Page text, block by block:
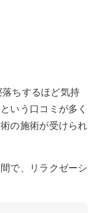
ちするほど気持
いう口コミが多く
の施術が受けられ
で、リラクゼーシ